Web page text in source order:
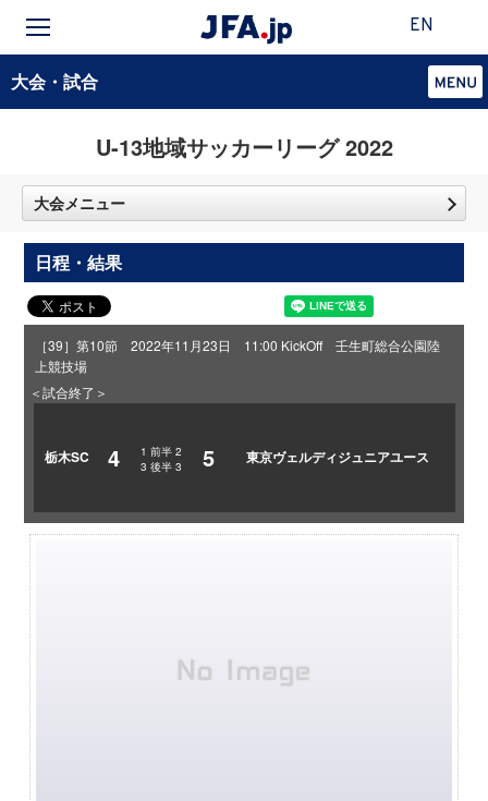
EN
大会・試合
U-13地域サッカーリーグ 2022
大会メニュー
日程・結果
［39］第10節 2022年11月23日 11:00 KickOff 壬生町総合公園陸
上競技場
＜試合終了＞
栃木SC 4 1 前半 2
3 後半 3 5 東京ヴェルディジュニアユース